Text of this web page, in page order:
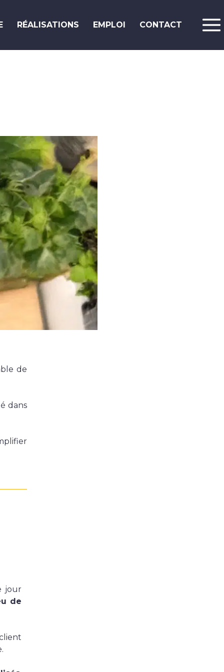
RÉALISATIONS EMPLOI CONTACT
Prestashop
Ekypia est une agence spécialisée dans la
communication digitale qui a pour ambition
d’offrir aux TPE et aux PME le meilleur de ce
que peut offrir le web. Nous proposons de ...
Lire la suite
Ekypia crée un site de
livraison de repas avec
Prestashop
Comment transformer un site de commande
de repas en ligne en une solution performante
et fluide, capable de gérer plusieurs sites de
livraison, des menus quotidiens et un portefeu
Lire la suite
de
dans
jour
de